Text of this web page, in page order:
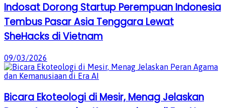
Indosat Dorong Startup Perempuan Indonesia
Tembus Pasar Asia Tenggara Lewat
SheHacks di Vietnam
09/03/2026
Bicara Ekoteologi di Mesir, Menag Jelaskan